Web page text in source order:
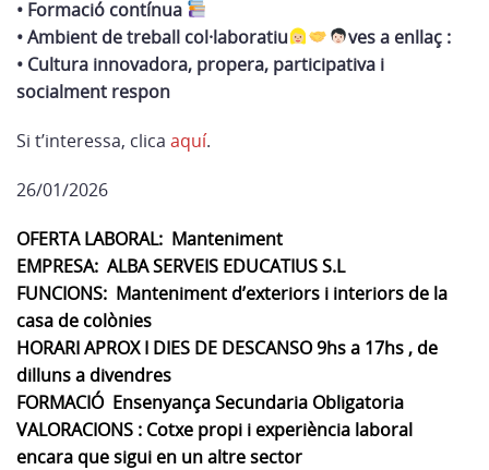
• Formació contínua
• Ambient de treball col·laboratiu
ves a enllaç :
• Cultura innovadora, propera, participativa i
socialment respon
Si t’interessa, clica aquí.
26/01/2026
OFERTA LABORAL: Manteniment
EMPRESA: ALBA SERVEIS EDUCATIUS S.L
FUNCIONS: Manteniment d’exteriors i interiors de la
casa de colònies
HORARI APROX I DIES DE DESCANSO9hs a 17hs , de
dilluns a divendres
FORMACIÓ Ensenyança Secundaria Obligatoria
VALORACIONS : Cotxe propi i experiència laboral
encara que sigui en un altre sector